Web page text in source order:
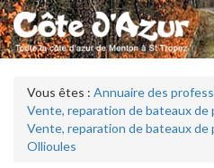
Vous êtes : Annuaire des
Vente, reparation de bateaux de
Vente, reparation de bateaux de
Ollioules